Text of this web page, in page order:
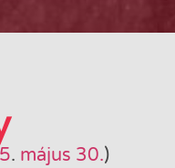
. május 30.)